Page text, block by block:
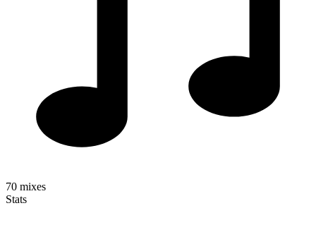
70 mixes
Stats